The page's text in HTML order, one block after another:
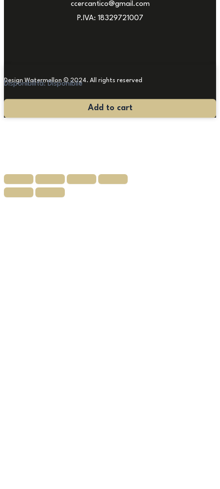
ccercantico@gmail.com
P.IVA: 18329721007
Design Watermellon © 2024. All rights reserved
Disponibilità: Disponibile
Statua
Add to cart